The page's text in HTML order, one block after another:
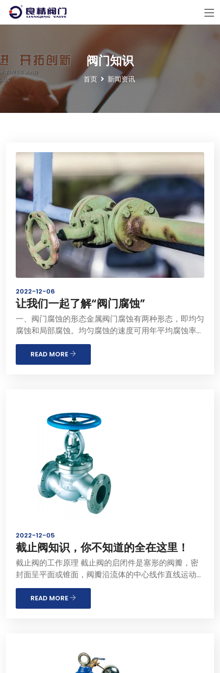
阀门知识
首页 新闻资讯
2022-12-06
让我们一起了解“阀门腐蚀”
一、阀门腐蚀的形态金属阀门腐蚀有两种形态，即均匀
腐蚀和局部腐蚀。均匀腐蚀的速度可用年平均腐蚀率来
评价。金属材料，石墨、玻璃、陶瓷和混凝土，按腐蚀
率大小分4个等级：腐蚀速度小于0.05mm/a的为优
良;腐蚀速度在0.05~0.5mm/a的为良好;腐蚀速�...
READ MORE
2022-12-05
截止阀知识，你不知道的全在这里！
截止阀的工作原理 截止阀的启闭件是塞形的阀瓣，密
封面呈平面或锥面，阀瓣沿流体的中心线作直线运动。
阀杆的运动形式，有升降杆式（阀杆升降，手轮不升
降），也有升�...
READ MORE